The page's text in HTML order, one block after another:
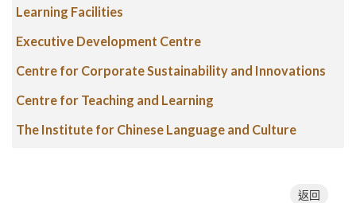
Learning Facilities
Executive Development Centre
Centre for Corporate Sustainability and Innovations
Centre for Teaching and Learning
The Institute for Chinese Language and Culture
返回